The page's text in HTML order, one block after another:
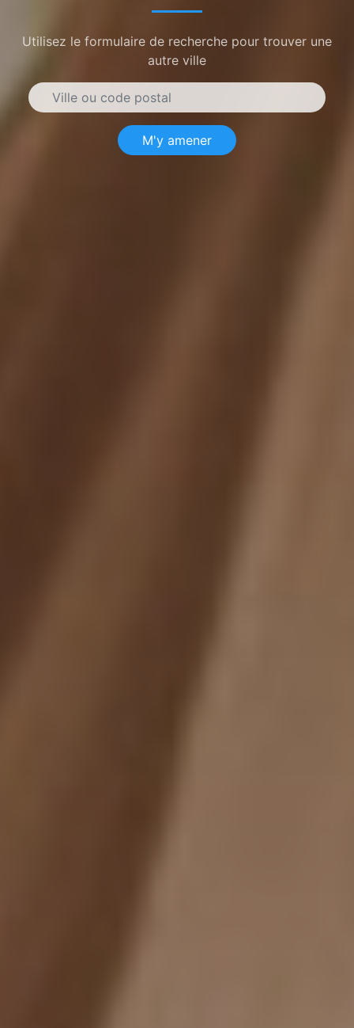
Utilisez le formulaire de recherche pour trouver une
autre ville
M'y amener